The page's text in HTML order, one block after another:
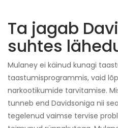
Ta jagab
suhtes
Mulaney ei käinud kunagi
taastumisprogrammis, vaid
narkootikumide tarvitamise.
tunneb end Davidsoniga nii
tegelenud vaimse tervise